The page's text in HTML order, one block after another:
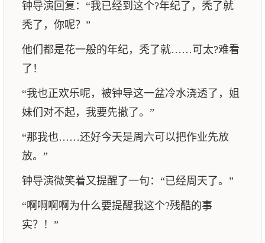
钟导演回复：“我已经到这个?年纪了，秃了就
秃了，你呢？”
他们都是花一般的年纪，秃了就……可太?难看
了！
“我也正欢乐呢，被钟导这一盆冷水浇透了，姐
妹们对不起，我要先撤了。”
“那我也……还好今天是周六可以把作业先放
放。”
钟导演微笑着又提醒了一句：“已经周天了。”
“啊啊啊啊为什么要提醒我这个?残酷的事
实？！”